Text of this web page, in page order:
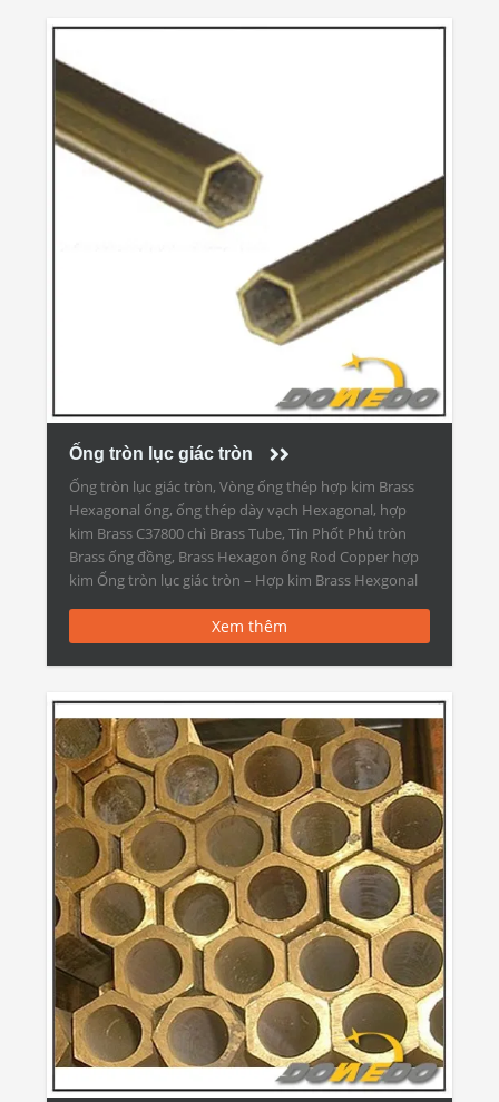
Ống tròn lục giác tròn
Ống tròn lục giác tròn, Vòng ống thép hợp kim Brass
Hexagonal ống, ống thép dày vạch Hexagonal, hợp
kim Brass C37800 chì Brass Tube, Tin Phốt Phủ tròn
Brass ống đồng, Brass Hexagon ống Rod Copper hợp
kim Ống tròn lục giác tròn – Hợp kim Brass Hexgonal
Xem thêm